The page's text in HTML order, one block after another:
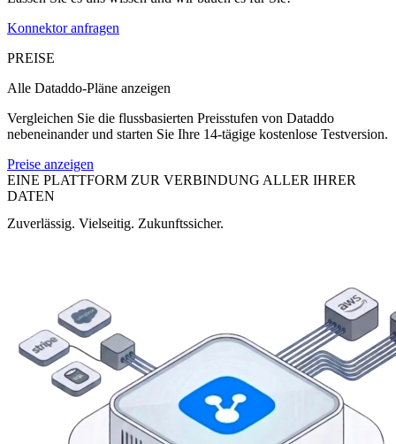
Konnektor anfragen
PREISE
Alle Dataddo-Pläne anzeigen
Vergleichen Sie die flussbasierten Preisstufen von Dataddo
nebeneinander und starten Sie Ihre 14-tägige kostenlose Testversion.
Preise anzeigen
EINE PLATTFORM ZUR VERBINDUNG ALLER IHRER
DATEN
Zuverlässig. Vielseitig. Zukunftssicher.